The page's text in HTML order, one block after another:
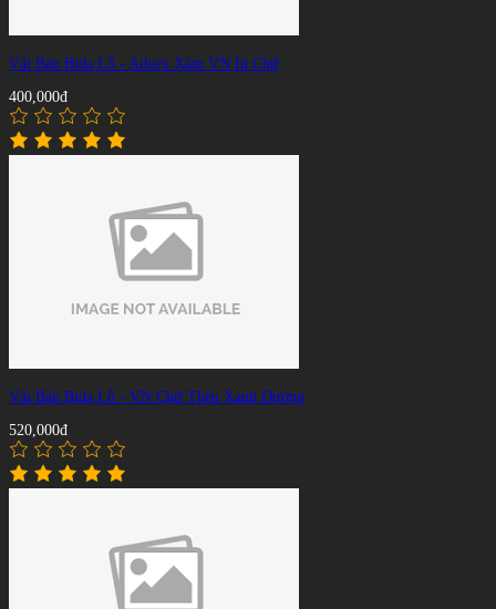
Vải Bàn Bida Lỗ - Aileex Xám VN In Chữ
400,000đ
Vải Bàn Bida Lỗ - VN Chữ Thêu Xanh Dương
520,000đ